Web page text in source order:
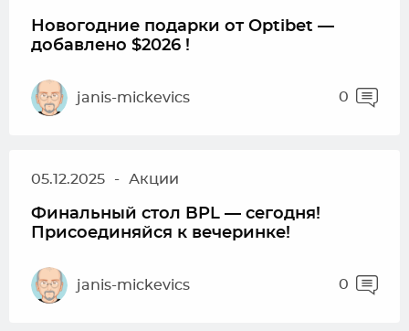
Новогодние подарки от Optibet —
добавлено $2026 !
janis-mickevics 0
05.12.2025 - Акции
Финальный стол BPL — сегодня!
Присоединяйся к вечеринке!
janis-mickevics 0